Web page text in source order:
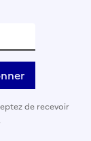
de recevoir